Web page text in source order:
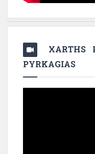
XARTHS
PYRKAGIAS